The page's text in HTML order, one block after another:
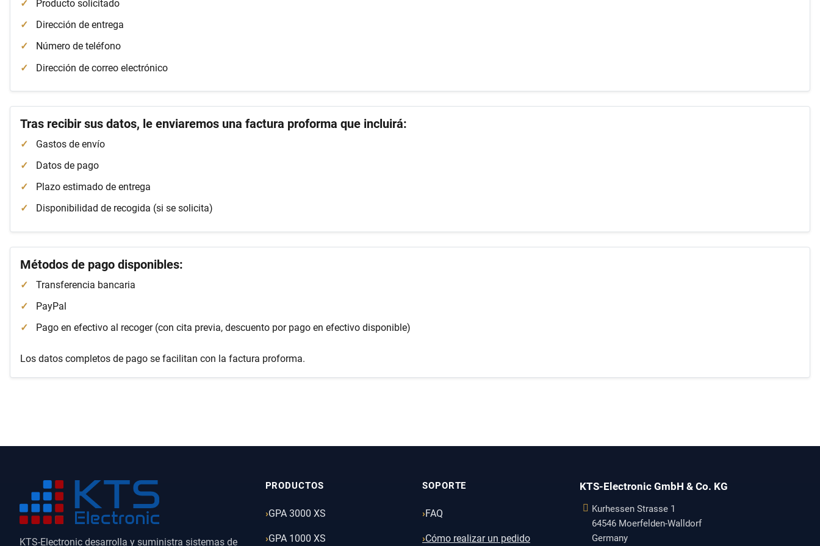
Producto solicitado
Dirección de entrega
Número de teléfono
Dirección de correo electrónico
Tras recibir sus datos, le enviaremos una factura proforma que incluirá:
Gastos de envío
Datos de pago
Plazo estimado de entrega
Disponibilidad de recogida (si se solicita)
Métodos de pago disponibles:
Transferencia bancaria
PayPal
Pago en efectivo al recoger (con cita previa, descuento por pago en efectivo disponible)
Los datos completos de pago se facilitan con la factura proforma.
KTS-Electronic desarrolla y suministra sistemas de
PRODUCTOS
GPA 3000 XS
GPA 1000 XS
SOPORTE
FAQ
Cómo realizar un pedido
KTS-Electronic GmbH & Co. KG
Kurhessen Strasse 1
64546 Moerfelden-Walldorf
Germany